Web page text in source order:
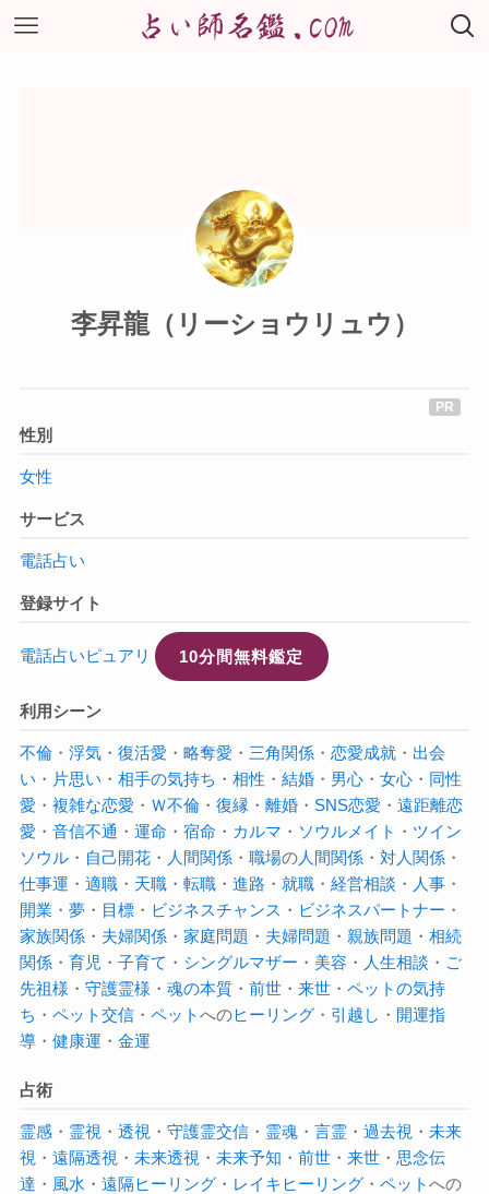
李昇龍（リーショウリュウ）
性別
女性
サービス
電話占い
登録サイト
電話占いピュアリ 10分間無料鑑定
利用シーン
不倫・ 浮気・ 復活愛 ・ 略奪愛 ・ 三角関係・ 恋愛成就・ 出会
い ・ 片思い ・ 相手の気持ち ・ 相性 ・ 結婚・ 男心・ 女心・ 同性
愛 ・ 複雑な恋愛 ・ Ｗ不倫・ 復縁 ・ 離婚・ SNS恋愛 ・ 遠距離恋
愛 ・ 音信不通 ・ 運命 ・ 宿命 ・ カルマ ・ ソウルメイト ・ ツイン
ソウル・ 自己開花・ 人間関係・ 職場の人間関係・ 対人関係・
仕事運 ・ 適職・ 天職・ 転職・ 進路 ・ 就職・ 経営相談 ・ 人事・
開業 ・ 夢・ 目標・ ビジネスチャンス ・ ビジネスパートナー ・
家族関係・ 夫婦関係・ 家庭問題 ・ 夫婦問題 ・ 親族問題 ・ 相続
関係・ 育児 ・ 子育て ・ シングルマザー ・ 美容 ・ 人生相談 ・ ご
先祖様 ・ 守護霊様 ・ 魂の本質・ 前世・ 来世・ ペットの気持
ち ・ ペット交信・ ペットへのヒーリング・ 引越し ・ 開運指
導・ 健康運 ・ 金運
占術
霊感・ 霊視 ・ 透視 ・ 守護霊交信・ 霊魂・ 言霊・ 過去視 ・ 未来
視 ・ 遠隔透視 ・ 未来透視 ・ 未来予知 ・ 前世・ 来世・ 思念伝
達 ・ 風水 ・ 遠隔ヒーリング・ レイキヒーリング・ ペットへの